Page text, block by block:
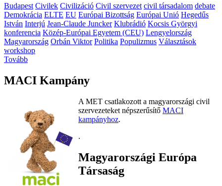
Budapest Civilek Civilizáció Civil szervezet civil társadalom debate
Demokrácia ELTE EU Európai Bizottság Európai Unió Hegedűs
István Interjú Jean-Claude Juncker Klubrádió Kocsis Györgyi
konferencia Közép-Európai Egyetem (CEU) Lengyelország
Magyarország Orbán Viktor Politika Populizmus Választások
workshop
Tovább
MACI Kampány
A MET csatlakozott a magyarországi civil
szervezeteket népszerűsítő MACI
kampányhoz.
.
Magyarországi Európa
Társaság